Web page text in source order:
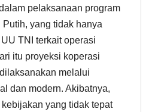
pelaksanaan program
yang tidak hanya
TNI terkait operasi
itu proyeksi koperasi
melalui
dan modern. Akibatnya,
yang tidak tepat